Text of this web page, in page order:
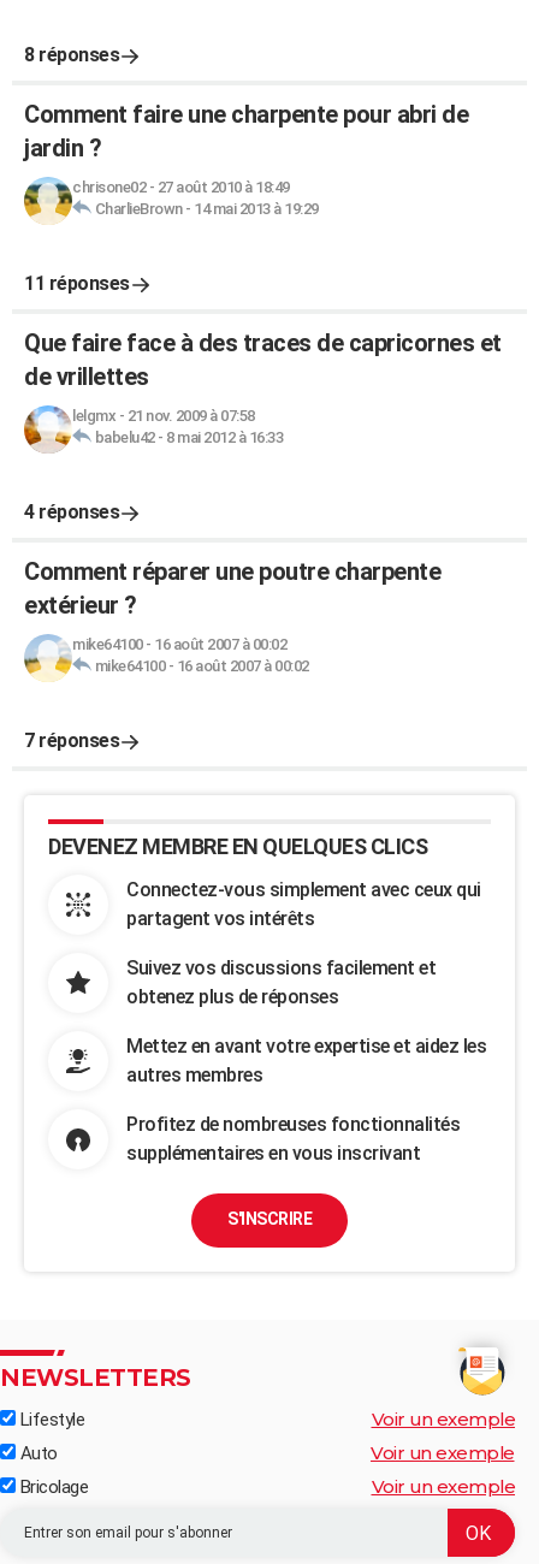
8 réponses
Comment faire une charpente pour abri de
jardin ?
chrisone02- 27 août 2010 à 18:49
CharlieBrown- 14 mai 2013 à 19:29
11 réponses
Que faire face à des traces de capricornes et
de vrillettes
lelgmx - 21 nov. 2009 à 07:58
babelu42- 8 mai 2012 à 16:33
4 réponses
Comment réparer une poutre charpente
extérieur ?
mike64100- 16 août 2007 à 00:02
mike64100- 16 août 2007 à 00:02
7 réponses
DEVENEZ MEMBRE EN QUELQUES CLICS
Connectez-vous simplement avec ceux qui
partagent vos intérêts
Suivez vos discussions facilement et
obtenez plus de réponses
Mettez en avant votre expertise et aidez les
autres membres
Profitez de nombreuses fonctionnalités
supplémentaires en vous inscrivant
S'INSCRIRE
NEWSLETTERS
Lifestyle Voir un exemple
Auto Voir un exemple
Bricolage Voir un exemple